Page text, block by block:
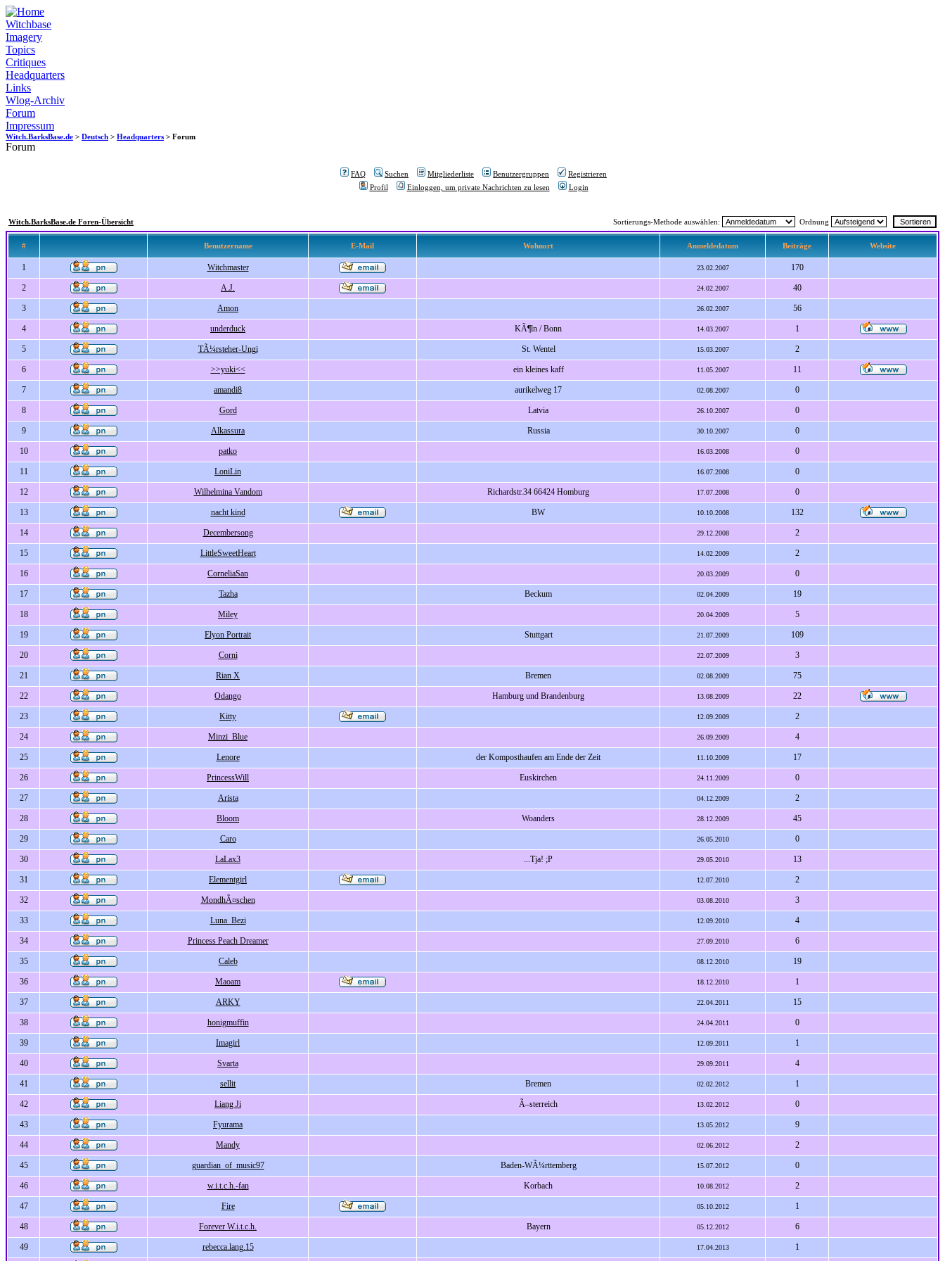
Witchbase
Imagery
Topics
Critiques
Headquarters
Links
Wlog-Archiv
Forum
Impressum
Witch.BarksBase.de > Deutsch > Headquarters > Forum
Forum
FAQ Suchen Mitgliederliste Benutzergruppen
Registrieren
Profil
Einloggen, um private Nachrichten zu lesen Login
Witch.BarksBase.de Foren-Übersicht Sortierungs-Methode auswählen: Ordnung
# Benutzername E-Mail Wohnort Anmeldedatum Beiträge Website
1 Witchmaster 23.02.2007 170
2 A.J. 24.02.2007 40
3 Amon 26.02.2007 56
4 underduck KÃ¶ln / Bonn 14.03.2007 1
5 TÃ¼rsteher-Ungi St. Wentel 15.03.2007 2
6 >>yuki<< ein kleines kaff 11.05.2007 11
7 amandi8 aurikelweg 17 02.08.2007 0
8 Gord Latvia 26.10.2007 0
9 Alkassura Russia 30.10.2007 0
10 patko 16.03.2008 0
11 LoniLin 16.07.2008 0
12 Wilhelmina Vandom Richardstr.34 66424 Homburg 17.07.2008 0
13 nacht kind BW 10.10.2008 132
14 Decembersong 29.12.2008 2
15 LittleSweetHeart 14.02.2009 2
16 CorneliaSan 20.03.2009 0
17 Tazha Beckum 02.04.2009 19
18 Miley 20.04.2009 5
19 Elyon Portrait Stuttgart 21.07.2009 109
20 Corni 22.07.2009 3
21 Rian X Bremen 02.08.2009 75
22 Odango Hamburg und Brandenburg 13.08.2009 22
23 Kitty 12.09.2009 2
24 Minzi_Blue 26.09.2009 4
25 Lenore der Komposthaufen am Ende der Zeit 11.10.2009 17
26 PrincessWill Euskirchen 24.11.2009 0
27 Arista 04.12.2009 2
28 Bloom Woanders 28.12.2009 45
29 Caro 26.05.2010 0
30 LaLax3 ...Tja! ;P 29.05.2010 13
31 Elementgirl 12.07.2010 2
32 MondhÃ¤schen 03.08.2010 3
33 Luna_Bezi 12.09.2010 4
34 Princess Peach Dreamer 27.09.2010 6
35 Caleb 08.12.2010 19
36 Maoam 18.12.2010 1
37 ARKY 22.04.2011 15
38 honigmuffin 24.04.2011 0
39 Imagirl 12.09.2011 1
40 Svarta 29.09.2011 4
41 sellit Bremen 02.02.2012 1
42 Liang Ji Ã–sterreich 13.02.2012 0
43 Fyurama 13.05.2012 9
44 Mandy 02.06.2012 2
45 guardian_of_music97 Baden-WÃ¼rttemberg 15.07.2012 0
46 w.i.t.c.h.-fan Korbach 10.08.2012 2
47 Fire 05.10.2012 1
48 Forever W.i.t.c.h. Bayern 05.12.2012 6
49 rebecca.lang.15 17.04.2013 1